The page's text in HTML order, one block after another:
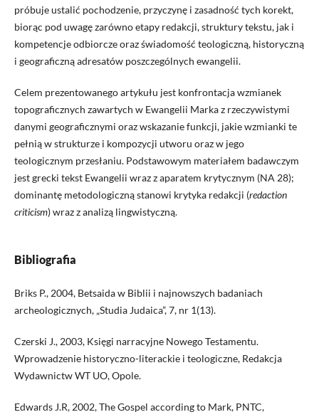
próbuje ustalić pochodzenie, przyczynę i zasadność tych korekt,
biorąc pod uwagę zarówno etapy redakcji, struktury tekstu, jak i
kompetencje odbiorcze oraz świadomość teologiczną, historyczną
i geograficzną adresatów poszczególnych ewangelii.
Celem prezentowanego artykułu jest konfrontacja wzmianek
topograficznych zawartych w Ewangelii Marka z rzeczywistymi
danymi geograficznymi oraz wskazanie funkcji, jakie wzmianki te
pełnią w strukturze i kompozycji utworu oraz w jego
teologicznym przesłaniu. Podstawowym materiałem badawczym
jest grecki tekst Ewangelii wraz z aparatem krytycznym (NA 28);
dominantę metodologiczną stanowi krytyka redakcji (redaction
criticism) wraz z analizą lingwistyczną.
Bibliografia
Briks P., 2004, Betsaida w Biblii i najnowszych badaniach
archeologicznych, „Studia Judaica”, 7, nr 1(13).
Czerski J., 2003, Księgi narracyjne Nowego Testamentu.
Wprowadzenie historyczno-literackie i teologiczne, Redakcja
Wydawnictw WT UO, Opole.
Edwards J.R, 2002, The Gospel according to Mark, PNTC,